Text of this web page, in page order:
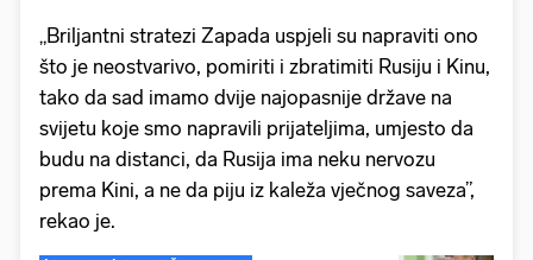
„Briljantni stratezi Zapada uspjeli su napraviti ono
što je neostvarivo, pomiriti i zbratimiti Rusiju i Kinu,
tako da sad imamo dvije najopasnije države na
svijetu koje smo napravili prijateljima, umjesto da
budu na distanci, da Rusija ima neku nervozu
prema Kini, a ne da piju iz kaleža vječnog saveza”,
rekao je.